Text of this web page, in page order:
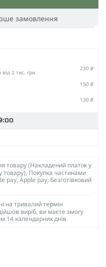
замовлення
2 тис. грн.
230 ₴
150 ₴
130 ₴
товару (Накладений платіж у
товару), Покупка частинами
pay, Apple pay, Безготівковий
на тривалий термін
виріб, ви маєте змогу
14 календарних днів